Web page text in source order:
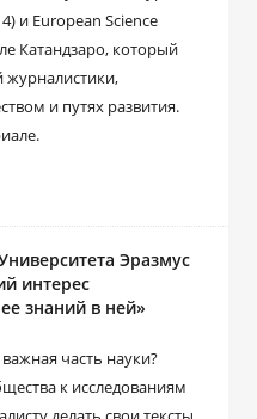
и European Science
Катандзаро, который
журналистики,
и путях развития.
Эразмус
интерес
знаний в ней»
часть науки?
к исследованиям